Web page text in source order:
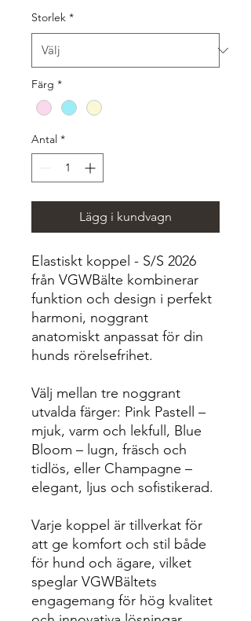
Storlek *
Färg *
Antal *
Lägg i kundvagn
Elastiskt koppel - S/S 2026
från VGWBälte kombinerar
funktion och design i perfekt
harmoni, noggrant
anatomiskt anpassat för din
hunds rörelsefrihet.
Välj mellan tre noggrant
utvalda färger: Pink Pastell –
mjuk, varm och lekfull, Blue
Bloom – lugn, fräsch och
tidlös, eller Champagne –
elegant, ljus och sofistikerad.
Varje koppel är tillverkat för
att ge komfort och stil både
för hund och ägare, vilket
speglar VGWBältets
engagemang för hög kvalitet